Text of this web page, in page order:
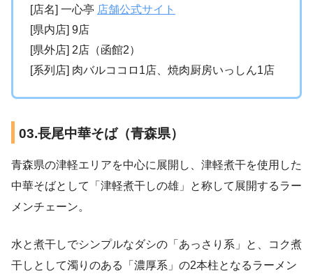
[店名] 一心亭 店舗公式サイト
[県内店] 9店
[県外店] 2店（函館2）
[系列店] 肉バルココロ1店、焼肉厨房いっしん1店
03.長尾中華そば（青森県）
青森県の津軽エリアを中心に展開し、津軽煮干を使用した
中華そばとして「津軽煮干しの雄」と称して展開するラー
メンチェーン。
水と煮干しでシンプルなダシの「あっさり系」と、コク煮
干しとして濁りのある「濃厚系」の2本柱となるラーメン